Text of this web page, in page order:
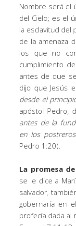
Nombre será el
del Cielo; es el
la esclavitud del
de la amenaza
los que no
cumplimiento
antes de que
dijo que Jesús
desde el
apóstol Pedro,
antes de la
en los
Pedro 1:20).
La promesa
se le dice a
salvador,
gobernaría en
profecía dada al